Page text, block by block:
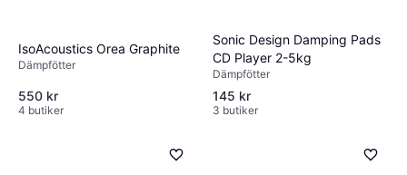
IsoAcoustics Orea Graphite
Dämpfötter
550 kr
4 butiker
Sonic Design Damping Pads
CD Player 2-5kg
Dämpfötter
145 kr
3 butiker